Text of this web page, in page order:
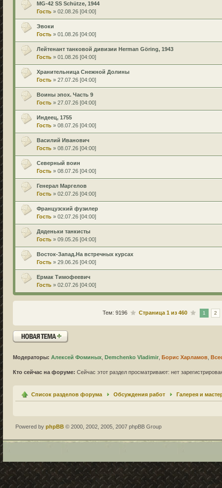
MG-42 SS Schütze, 1944
Гость » 02.08.26 [04:00]
Эвоки
Гость » 01.08.26 [04:00]
Лейтенант танковой дивизии Herman Göring, 1943
Гость » 01.08.26 [04:00]
Хранительница Снежной Долины
Гость » 27.07.26 [04:00]
Воины эпох. Часть 9
Гость » 27.07.26 [04:00]
Индеец, 1755
Гость » 08.07.26 [04:00]
Василий Иванович
Гость » 08.07.26 [04:00]
Северный воин
Гость » 08.07.26 [04:00]
Генерал Маргелов
Гость » 02.07.26 [04:00]
Французский фузилер
Гость » 02.07.26 [04:00]
Дяденьки танкисты
Гость » 09.05.26 [04:00]
Восток-Запад.На встречных курсах
Гость » 29.06.26 [04:00]
Ермак Тимофеевич
Гость » 02.07.26 [04:00]
Тем: 9196 Страница 1из 460 1 2
Новая тема
Модераторы: Алексей Фоминых Demchenko Vladimir Борис Харламов
Кто сейчас на форуме: Сейчас этот раздел просматривают: нет
Список разделов форума Обсуждения работ Галерея и
Powered by phpBB © 2000, 2002, 2005, 2007 phpBB Group